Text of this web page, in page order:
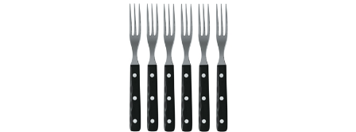
Lelut, Lapsi & Vauva